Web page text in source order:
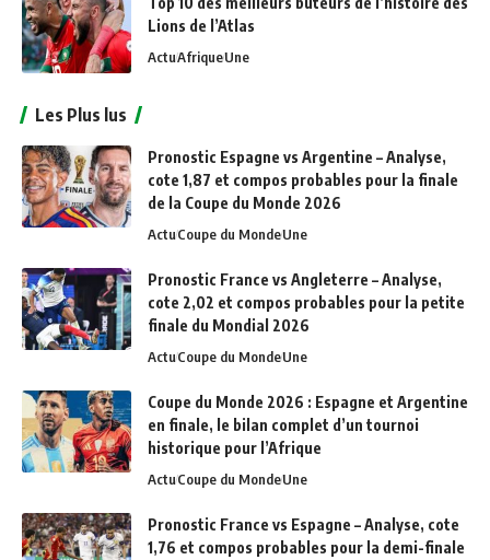
Lions de l’Atlas
ActuAfriqueUne
Les Plus lus
Pronostic Espagne vs Argentine – Analyse,
cote 1,87 et compos probables pour la finale
de la Coupe du Monde 2026
ActuCoupe du MondeUne
Pronostic France vs Angleterre – Analyse,
cote 2,02 et compos probables pour la petite
finale du Mondial 2026
ActuCoupe du MondeUne
Coupe du Monde 2026 : Espagne et Argentine
en finale, le bilan complet d’un tournoi
historique pour l’Afrique
ActuCoupe du MondeUne
Pronostic France vs Espagne – Analyse, cote
1,76 et compos probables pour la demi-finale